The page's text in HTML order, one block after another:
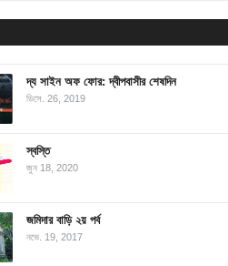
দ্য সাইন অফ ফোর: দ্বীপবাসীর শেষদিন
ডিসে. 26, 2019
স্বস্তি
জুন 18, 2020
জমিদার বাড়ি ২য় পর্ব
নভে. 19, 2017